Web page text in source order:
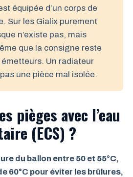
équipée d’un corps de
Sur les Gialix purement
n’existe pas, mais
que la consigne reste
Un radiateur
une pièce mal isolée.
pièges avec l’eau
(ECS) ?
du ballon entre 50 et 55°C,
60°C pour éviter les brûlures,